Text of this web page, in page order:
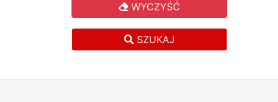
WYCZYŚĆ
SZUKAJ